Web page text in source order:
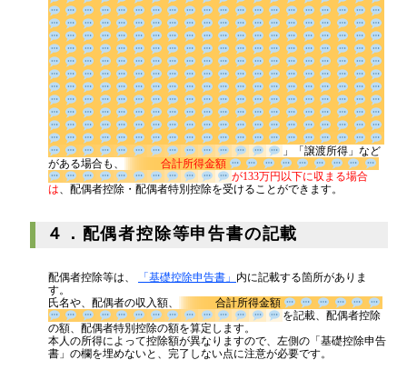
」「譲渡所得」などがある場合も、
合計所得金額
が133万円
配偶者控除等は、「基礎控除申告書」内に記載する箇所がありま
す。
氏名や、配偶者の収入額、
合計所得金額
を記載、配偶者控除
の額、配偶者特別控除の額を算定します。